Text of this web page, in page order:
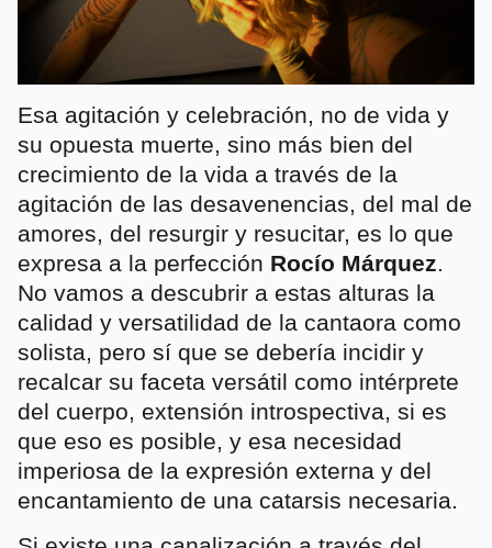
Esa agitación y celebración, no de vida y
su opuesta muerte, sino más bien del
crecimiento de la vida a través de la
agitación de las desavenencias, del mal de
amores, del resurgir y resucitar, es lo que
expresa a la perfección Rocío Márquez.
No vamos a descubrir a estas alturas la
calidad y versatilidad de la cantaora como
solista, pero sí que se debería incidir y
recalcar su faceta versátil como intérprete
del cuerpo, extensión introspectiva, si es
que eso es posible, y esa necesidad
imperiosa de la expresión externa y del
encantamiento de una catarsis necesaria.